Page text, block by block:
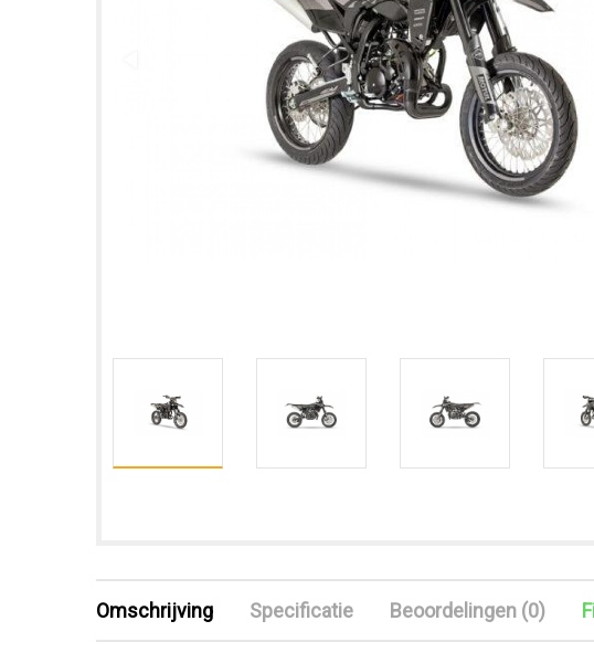
Omschrijving Specificatie Beoordelingen (0)